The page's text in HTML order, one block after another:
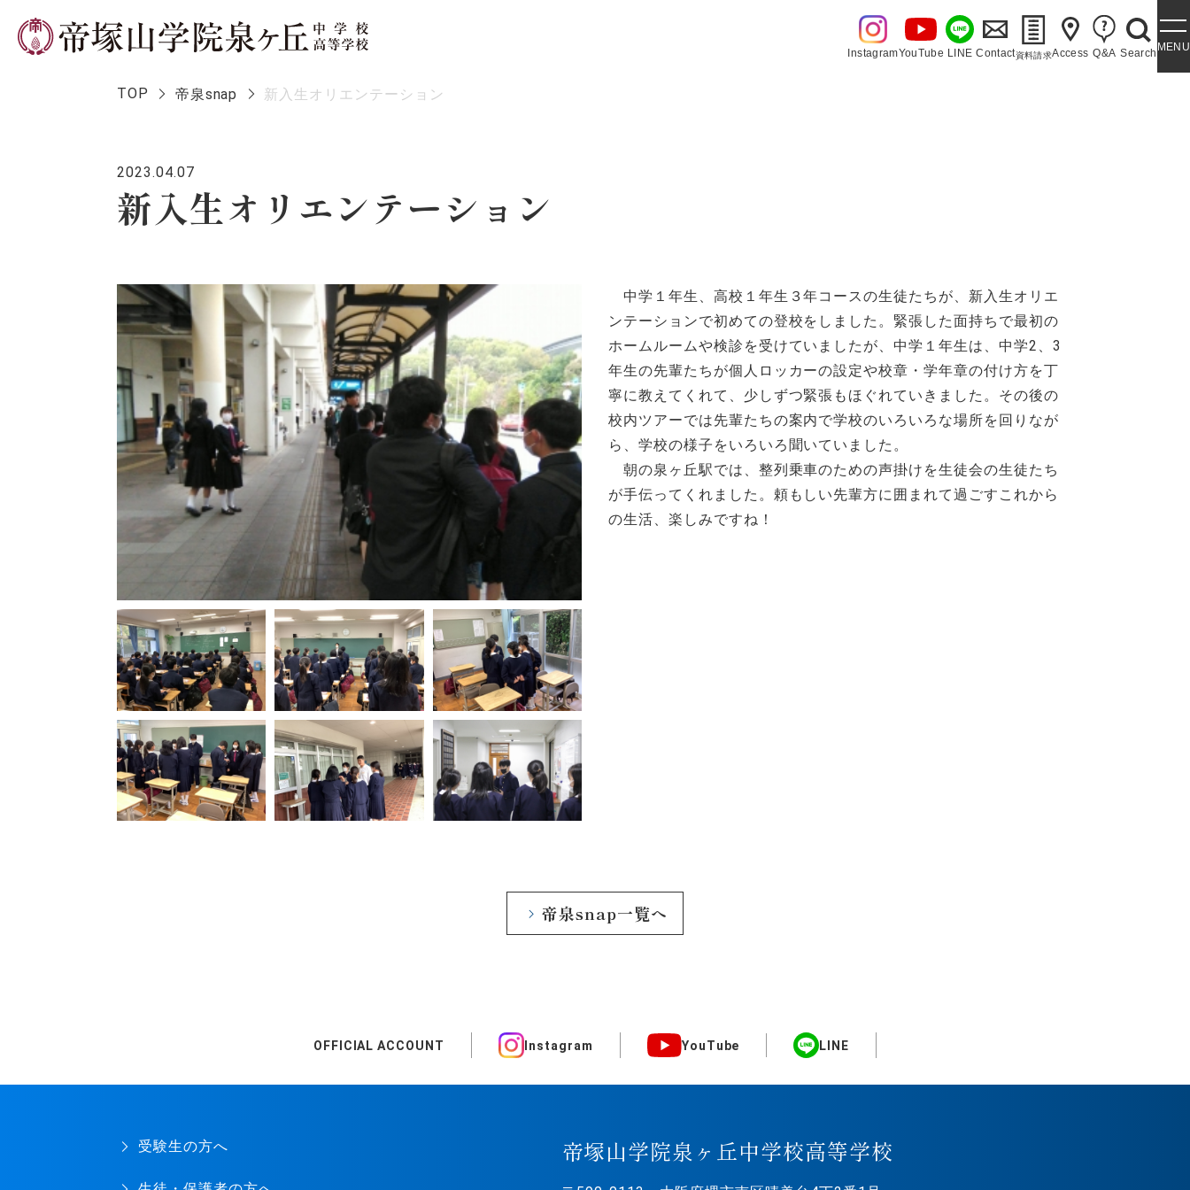
InstagramYouTube LINE Contact資料請求Access Q&A SearchMENU
TOP 帝泉snap 新入生オリエンテーション
2023.04.07
新入生オリエンテーション
中学１年生、高校１年生３年コースの生徒たちが、新入生オリエ
ンテーションで初めての登校をしました。緊張した面持ちで最初の
ホームルームや検診を受けていましたが、中学１年生は、中学2、3
年生の先輩たちが個人ロッカーの設定や校章・学年章の付け方を丁
寧に教えてくれて、少しずつ緊張もほぐれていきました。その後の
校内ツアーでは先輩たちの案内で学校のいろいろな場所を回りなが
ら、学校の様子をいろいろ聞いていました。
朝の泉ヶ丘駅では、整列乗車のための声掛けを生徒会の生徒たち
が手伝ってくれました。頼もしい先輩方に囲まれて過ごすこれから
の生活、楽しみですね！
帝泉snap一覧へ
OFFICIAL ACCOUNT Instagram YouTube LINE
受験生の方へ 帝塚山学院泉ヶ丘中学校高等学校